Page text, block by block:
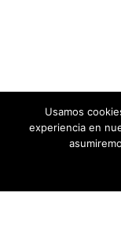
Usamos
experiencia en